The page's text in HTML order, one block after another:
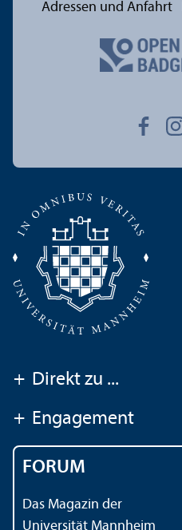
Adressen und Anfahrt
+ Direkt zu ...
+ Engagement
FORUM
Das Magazin der
Universität Mannheim